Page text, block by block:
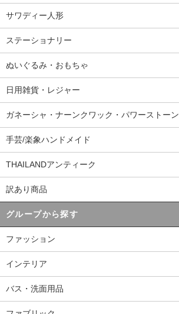
サワディー人形
ステーショナリー
ぬいぐるみ・おもちゃ
日用雑貨・レジャー
ガネーシャ・ナーンクワック・パワーストーン
手芸/楽象ハンドメイド
THAILANDアンティーク
訳あり商品
グループから探す
ファッション
インテリア
バス・洗面用品